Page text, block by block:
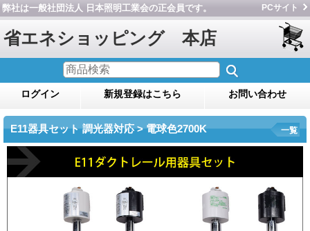
弊社は一般社団法人 日本照明工業会の正会員です。 PCサイト
省エネショッピング 本店
ログイン 新規登録はこちら お問い合わせ
E11器具セット 調光器対応 > 電球色2700K 一覧